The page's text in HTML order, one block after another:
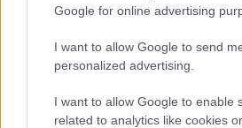
Google for online advertising
I want to allow Google to send
personalized advertising.
I want to allow Google to enable
related to analytics like cookies
Elveszíthetsz valakit a mai